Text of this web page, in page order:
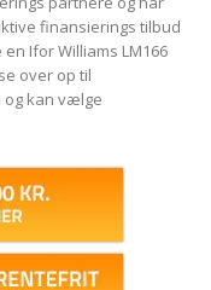
finansierings tilbud
Ifor Williams LM166
over op til
og kan vælge